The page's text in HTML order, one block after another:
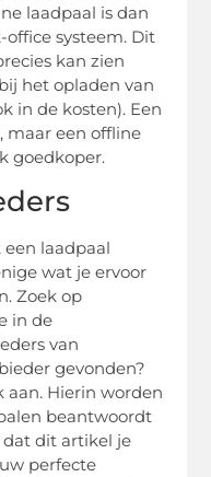
laadpaal is dan
systeem. Dit
kan zien
het opladen van
in de kosten). Een
maar een offline
goedkoper.
een laadpaal
wat je ervoor
Zoek op
in de
van
gevonden?
aan. Hierin worden
beantwoordt
dat dit artikel je
perfecte